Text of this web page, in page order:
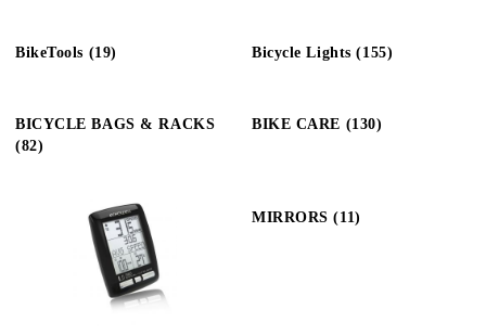
BikeTools (19) Bicycle Lights (155)
BICYCLE BAGS & RACKS
(82)
BIKE CARE (130)
MIRRORS (11)